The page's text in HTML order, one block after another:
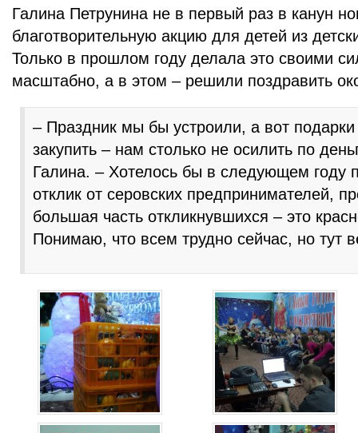
Галина Петрунина не в первый раз в канун
благотворительную акцию для детей из
Только в прошлом году делала это своими
масштабно, а в этом – решили поздравить
– Праздник мы бы устроили, а вот подарки
закупить – нам столько не осилить по
Галина. – Хотелось бы в следующем году
отклик от серовских предпринимателей,
большая часть откликнувшихся – это
Понимаю, что всем трудно сейчас, но тут